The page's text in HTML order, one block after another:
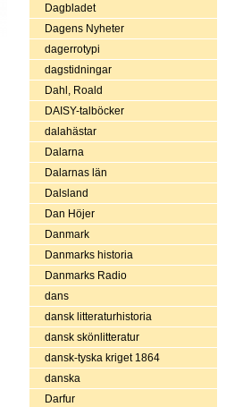
Dagbladet
Dagens Nyheter
dagerrotypi
dagstidningar
Dahl, Roald
DAISY-talböcker
dalahästar
Dalarna
Dalarnas län
Dalsland
Dan Höjer
Danmark
Danmarks historia
Danmarks Radio
dans
dansk litteraturhistoria
dansk skönlitteratur
dansk-tyska kriget 1864
danska
Darfur